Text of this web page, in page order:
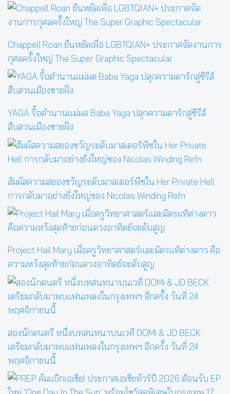
Chappell Roan ยืนหยัดเพื่อ LGBTQIAN+ ประกาศจัดงานการ
กุศลครั้งใหญ่ The Super Graphic Spectacular
YAGA รื้อตำนานแม่มด Baba Yaga ปลุกความดาร์กสู่ซีรีส์
สืบสวนเมืองชายฝั่ง
สัมผัสความสยองขวัญระดับมาสเตอร์พีซใน Her Private Hell
การกลับมาอย่างยิ่งใหญ่ของ Nicolas Winding Refn
Project Hail Mary เมื่อครูวิทยาศาสตร์และมิตรแท้ต่างดาว คือ
ความหวังสุดท้ายก่อนดวงอาทิตย์จะดับสูญ
สองนักดนตรี หนึ่งบทสนทนาบนเวที DOMi & JD BECK
เตรียมกลับมาพบแฟนเพลงในกรุงเทพฯ อีกครั้ง วันที่ 24
พฤศจิกายนนี้